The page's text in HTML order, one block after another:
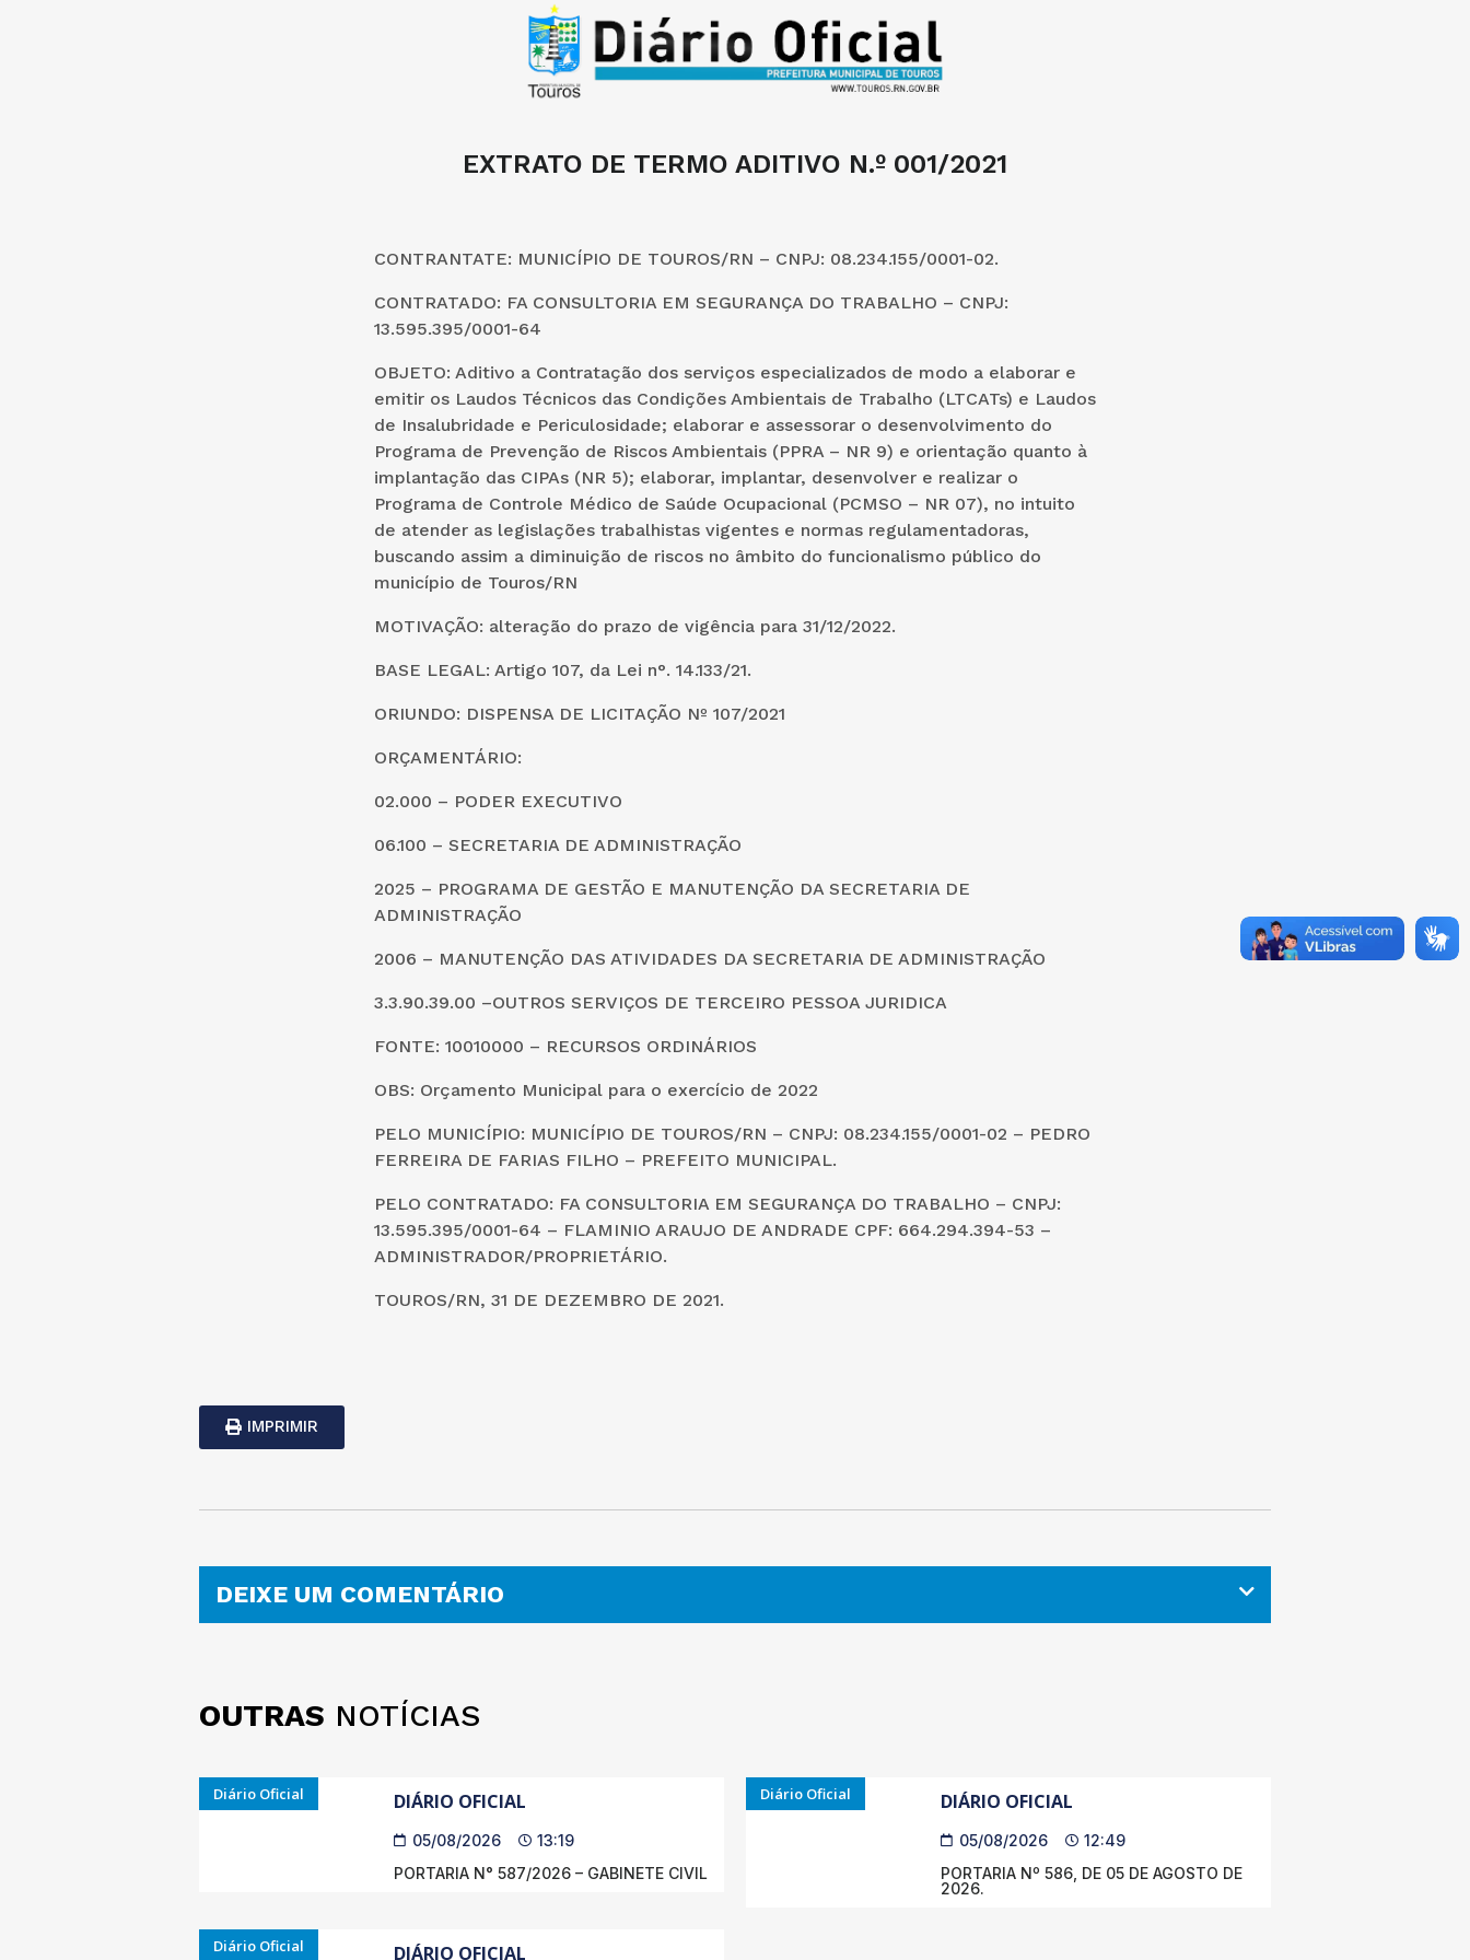
EXTRATO DE TERMO ADITIVO N.º 001/2021
CONTRANTATE: MUNICÍPIO DE TOUROS/RN – CNPJ: 08.234.155/0001-02.
CONTRATADO: FA CONSULTORIA EM SEGURANÇA DO TRABALHO – CNPJ:
13.595.395/0001-64
OBJETO: Aditivo a Contratação dos serviços especializados de modo a elaborar e
emitir os Laudos Técnicos das Condições Ambientais de Trabalho (LTCATs) e Laudos
de Insalubridade e Periculosidade; elaborar e assessorar o desenvolvimento do
Programa de Prevenção de Riscos Ambientais (PPRA – NR 9) e orientação quanto à
implantação das CIPAs (NR 5); elaborar, implantar, desenvolver e realizar o
Programa de Controle Médico de Saúde Ocupacional (PCMSO – NR 07), no intuito
de atender as legislações trabalhistas vigentes e normas regulamentadoras,
buscando assim a diminuição de riscos no âmbito do funcionalismo público do
município de Touros/RN
MOTIVAÇÃO: alteração do prazo de vigência para 31/12/2022.
BASE LEGAL: Artigo 107, da Lei n°. 14.133/21.
ORIUNDO: DISPENSA DE LICITAÇÃO Nº 107/2021
ORÇAMENTÁRIO:
02.000 – PODER EXECUTIVO
06.100 – SECRETARIA DE ADMINISTRAÇÃO
2025 – PROGRAMA DE GESTÃO E MANUTENÇÃO DA SECRETARIA DE
ADMINISTRAÇÃO
2006 – MANUTENÇÃO DAS ATIVIDADES DA SECRETARIA DE ADMINISTRAÇÃO
3.3.90.39.00 –OUTROS SERVIÇOS DE TERCEIRO PESSOA JURIDICA
FONTE: 10010000 – RECURSOS ORDINÁRIOS
OBS: Orçamento Municipal para o exercício de 2022
PELO MUNICÍPIO: MUNICÍPIO DE TOUROS/RN – CNPJ: 08.234.155/0001-02 – PEDRO
FERREIRA DE FARIAS FILHO – PREFEITO MUNICIPAL.
PELO CONTRATADO: FA CONSULTORIA EM SEGURANÇA DO TRABALHO – CNPJ:
13.595.395/0001-64 – FLAMINIO ARAUJO DE ANDRADE CPF: 664.294.394-53 –
ADMINISTRADOR/PROPRIETÁRIO.
TOUROS/RN, 31 DE DEZEMBRO DE 2021.
IMPRIMIR
DEIXE UM COMENTÁRIO
OUTRAS NOTÍCIAS
Diário Oficial DIÁRIO OFICIAL
05/08/2026
13:19
PORTARIA N° 587/2026 – GABINETE CIVIL
Diário Oficial DIÁRIO OFICIAL
05/08/2026
12:49
PORTARIA Nº 586, DE 05 DE AGOSTO DE
2026.
Diário Oficial DIÁRIO OFICIAL